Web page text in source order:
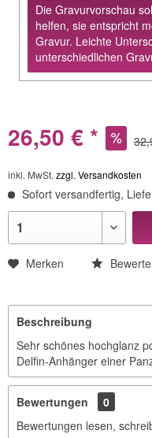
Die Gravurvorschau
helfen, sie entspricht
Gravur. Leichte
unterschiedlichen
26,50 € *
inkl. MwSt.zzgl. Versandkosten
Sofort versandfertig,
Merken
Beschreibung
Sehr schönes hochglanz
Delfin-Anhänger einer
Bewertungen
0
Bewertungen lesen,